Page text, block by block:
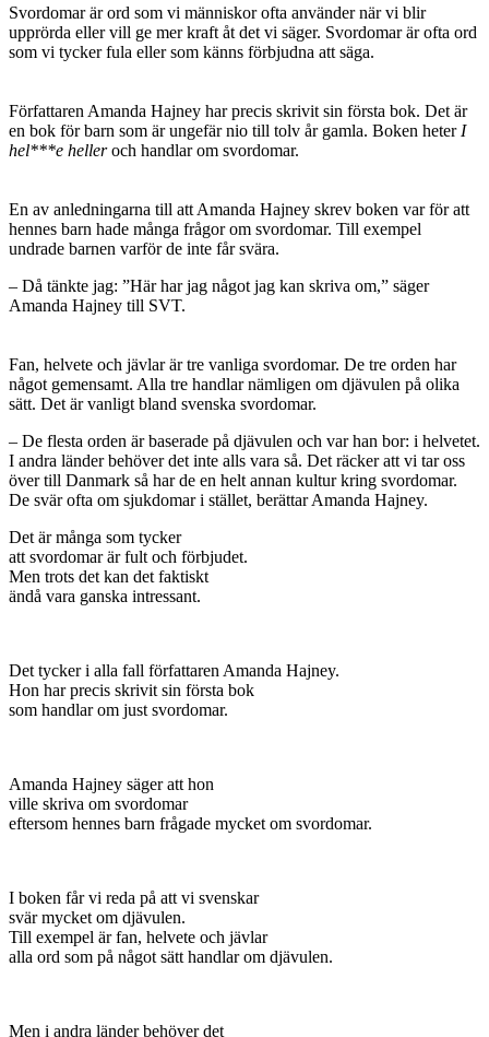
Svordomar är ord som vi människor ofta använder när vi blir
upprörda eller vill ge mer kraft åt det vi säger. Svordomar är ofta ord
som vi tycker fula eller som känns förbjudna att säga.
Författaren Amanda Hajney har precis skrivit sin första bok. Det är
en bok för barn som är ungefär nio till tolv år gamla. Boken heter I
hel***e helleroch handlar om svordomar.
En av anledningarna till att Amanda Hajney skrev boken var för att
hennes barn hade många frågor om svordomar. Till exempel
undrade barnen varför de inte får svära.
– Då tänkte jag: ”Här har jag något jag kan skriva om,” säger
Amanda Hajney till SVT.
Fan, helvete och jävlar är tre vanliga svordomar. De tre orden har
något gemensamt. Alla tre handlar nämligen om djävulen på olika
sätt. Det är vanligt bland svenska svordomar.
– De flesta orden är baserade på djävulen och var han bor: i helvetet.
I andra länder behöver det inte alls vara så. Det räcker att vi tar oss
över till Danmark så har de en helt annan kultur kring svordomar.
De svär ofta om sjukdomar i stället, berättar Amanda Hajney.
Det är många som tycker
att svordomar är fult och förbjudet.
Men trots det kan det faktiskt
ändå vara ganska intressant.
Det tycker i alla fall författaren Amanda Hajney.
Hon har precis skrivit sin första bok
som handlar om just svordomar.
Amanda Hajney säger att hon
ville skriva om svordomar
eftersom hennes barn frågade mycket om svordomar.
I boken får vi reda på att vi svenskar
svär mycket om djävulen.
Till exempel är fan, helvete och jävlar
alla ord som på något sätt handlar om djävulen.
Men i andra länder behöver det